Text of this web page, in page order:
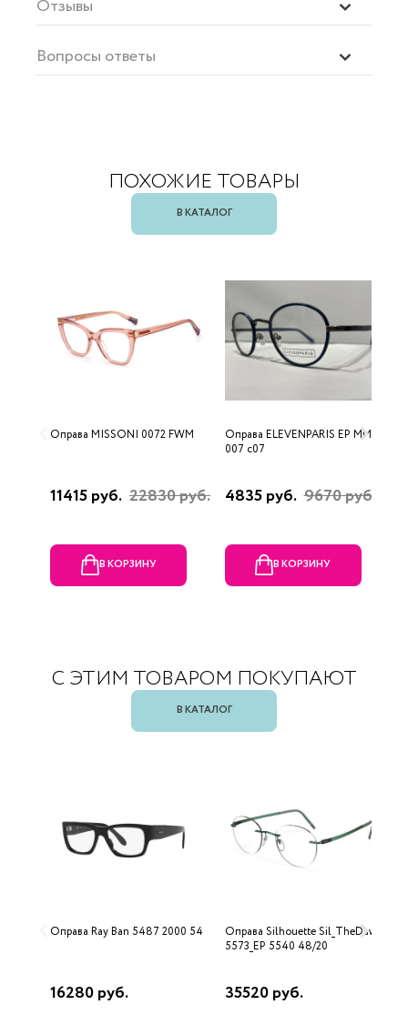
Отзывы
Вопросы ответы
ПОХОЖИЕ ТОВАРЫ
В КАТАЛОГ
Оправа MISSONI 0072 FWM
11415 руб. 22830 руб.
В КОРЗИНУ
Оправа ELEVENPARIS EP MM
007 c07
4835 руб. 9670 руб.
В КОРЗИНУ
С ЭТИМ ТОВАРОМ ПОКУПАЮТ
В КАТАЛОГ
Оправа Ray Ban 5487 2000 54
16280 руб.
Оправа Silhouette Sil_TheDawn
5573_EP 5540 48/20
35520 руб.